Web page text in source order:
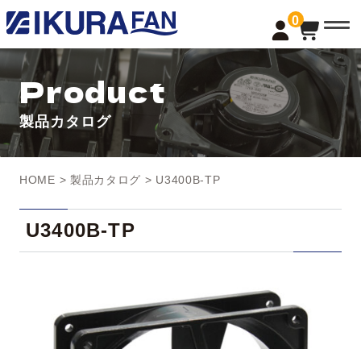
0
t
o
g
l
e
a
v
i
g
a
n
Product
製品カタログ
HOME > 製品カタログ > U3400B-TP
U3400B-TP